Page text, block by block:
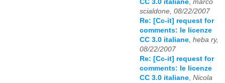
CC 3.0 italiane, marco
scialdone, 08/22/2007
Re: [Cc-it] request for
comments: le licenze
CC 3.0 italiane, heba ry,
08/22/2007
Re: [Cc-it] request for
comments: le licenze
CC 3.0 italiane, Nicola